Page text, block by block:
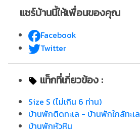
แชร์บ้านนี้ให้เพื่อนของคุณ
Facebook
Twitter
แท็กที่เกี่ยวข้อง :
Size S (ไม่เกิน 6 ท่าน)
บ้านพักติดทะเล - บ้านพักใกล้ทะเล
บ้านพักหัวหิน